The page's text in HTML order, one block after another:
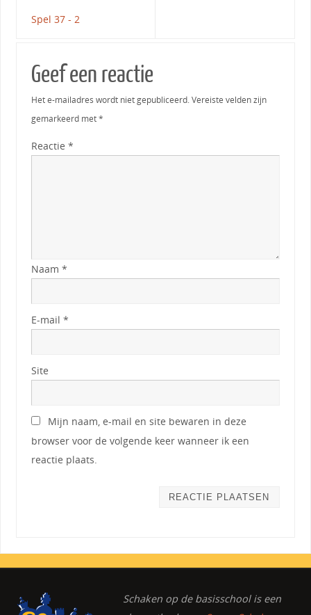
Spel 37 - 2
Geef een reactie
Het e-mailadres wordt niet gepubliceerd.Vereiste velden zijn
gemarkeerd met*
Reactie*
Naam*
E-mail*
Site
Mijn naam, e-mail en site bewaren in deze
browser voor de volgende keer wanneer ik een
reactie plaats.
Schaken op de basisschoolis een